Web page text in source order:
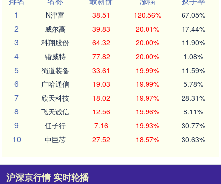
1
N津富 38.51 120.56% 67.05%
2 威尔高 39.83 20.01% 17.44%
3 科翔股份 64.32 20.00% 11.90%
4 锴威特 77.82 20.00% 1.08%
5 蜀道装备 33.61 19.99% 11.59%
6 广哈通信 19.03 19.99% 5.78%
7 欣天科技 18.02 19.97% 28.31%
8 飞天诚信 12.56 19.96% 8.11%
9 任子行 7.16 19.93% 30.77%
10 中巨芯 27.52 18.57% 30.63%
沪深京行情 实时轮播